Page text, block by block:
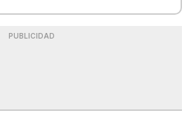
PUBLICIDAD